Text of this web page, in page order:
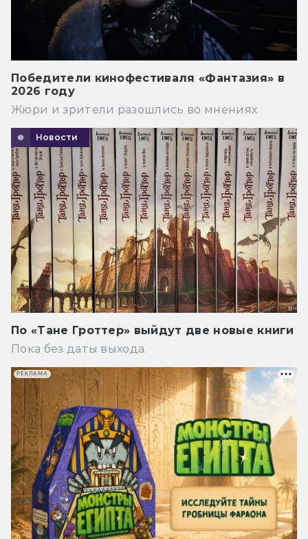
Победители кинофестиваля «Фантазия» в
2026 году
Жюри и зрители разошлись во мнениях
Новости
По «Тане Гроттер» выйдут две новые книги
Пока без даты выхода.
РЕКЛАМА